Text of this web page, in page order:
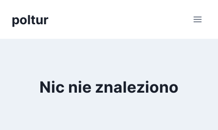
poltur
Nic nie znaleziono